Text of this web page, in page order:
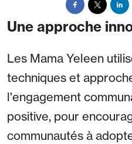
Une approche
Les Mama Yeleen
techniques et
l'engagement
positive, pour
communautés à